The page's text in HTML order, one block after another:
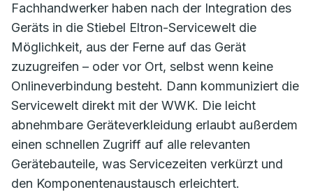
Fachhandwerker haben nach der Integration des
Geräts in die Stiebel Eltron-Servicewelt die
Möglichkeit, aus der Ferne auf das Gerät
zuzugreifen – oder vor Ort, selbst wenn keine
Onlineverbindung besteht. Dann kommuniziert die
Servicewelt direkt mit der WWK. Die leicht
abnehmbare Geräteverkleidung erlaubt außerdem
einen schnellen Zugriff auf alle relevanten
Gerätebauteile, was Servicezeiten verkürzt und
den Komponentenaustausch erleichtert.